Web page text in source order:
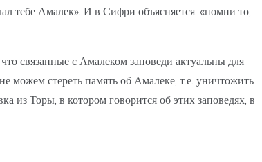
тебе Амалек». И в Сифри объясняется: «помни то,
связанные с Амалеком заповеди актуальны для
можем стереть память об Амалеке, т.е. уничтожить
из Торы, в котором говорится об этих заповедях, в